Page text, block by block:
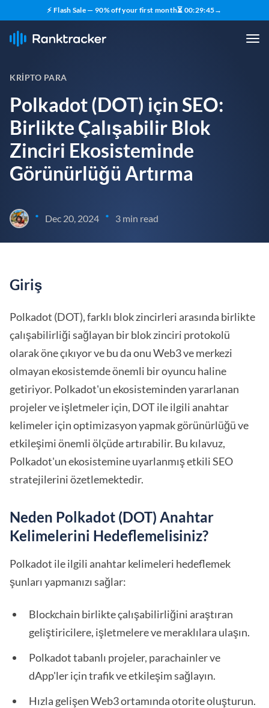
⚡ Flash Sale — 90% off your first month⏳ 00:29:44→
KRIPTO PARA
Polkadot (DOT) için SEO:
Birlikte Çalışabilir Blok
Zinciri Ekosisteminde
Görünürlüğü Artırma
• Dec 20, 2024 • 3 min read
Giriş
Polkadot (DOT), farklı blok zincirleri arasında birlikte
çalışabilirliği sağlayan bir blok zinciri protokolü
olarak öne çıkıyor ve bu da onu Web3 ve merkezi
olmayan ekosistemde önemli bir oyuncu haline
getiriyor. Polkadot'un ekosisteminden yararlanan
projeler ve işletmeler için, DOT ile ilgili anahtar
kelimeler için optimizasyon yapmak görünürlüğü ve
etkileşimi önemli ölçüde artırabilir. Bu kılavuz,
Polkadot'un ekosistemine uyarlanmış etkili SEO
stratejilerini özetlemektedir.
Neden Polkadot (DOT) Anahtar
Kelimelerini Hedeflemelisiniz?
Polkadot ile ilgili anahtar kelimeleri hedeflemek
şunları yapmanızı sağlar:
Blockchain birlikte çalışabilirliğini araştıran
geliştiricilere, işletmelere ve meraklılara ulaşın.
Polkadot tabanlı projeler, parachainler ve
dApp'ler için trafik ve etkileşim sağlayın.
Hızla gelişen Web3 ortamında otorite oluşturun.